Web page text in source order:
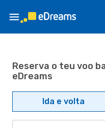
Reserva o teu voo
eDreams
Ida e volta